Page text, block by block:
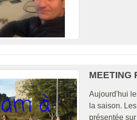
MEETING
Aujourd'hui
la saison.
présentée